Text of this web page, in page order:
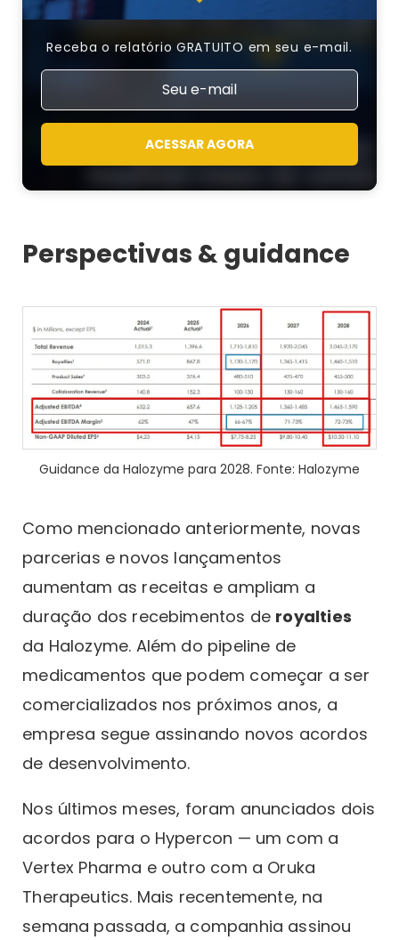
Receba o relatório GRATUITO em seu e-mail.
ACESSAR AGORA
Perspectivas & guidance
Guidance da Halozyme para 2028. Fonte: Halozyme
Como mencionado anteriormente, novas
parcerias e novos lançamentos
aumentam as receitas e ampliam a
duração dos recebimentos de royalties
da Halozyme. Além do pipeline de
medicamentos que podem começar a ser
comercializados nos próximos anos, a
empresa segue assinando novos acordos
de desenvolvimento.
Nos últimos meses, foram anunciados dois
acordos para o Hypercon — um com a
Vertex Pharma e outro com a Oruka
Therapeutics. Mais recentemente, na
semana passada, a companhia assinou